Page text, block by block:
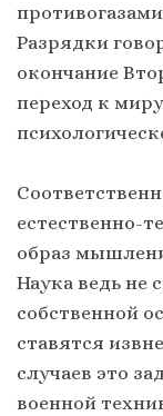
Разрядки
окончание
переход к
естественно-
образ
Наука ведь не
собственной
ставятся
случаев это
военной